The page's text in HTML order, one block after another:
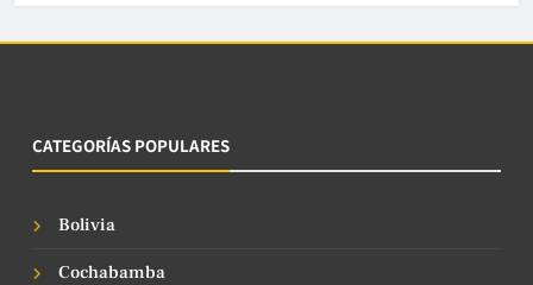
CATEGORÍAS POPULARES
Bolivia
Cochabamba